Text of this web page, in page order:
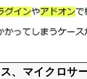
、 マイクロサ